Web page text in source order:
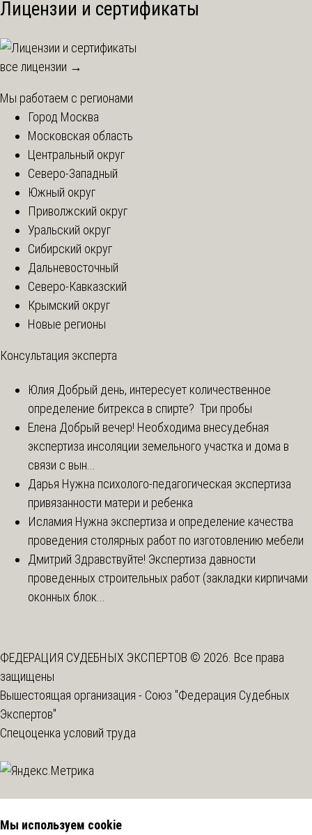
Лицензии и сертификаты
все лицензии →
Мы работаем с регионами
Город Москва
Московская область
Центральный округ
Северо-Западный
Южный округ
Приволжский округ
Уральский округ
Сибирский округ
Дальневосточный
Северо-Кавказский
Крымский округ
Новые регионы
Консультация эксперта
Юлия Добрый день, интересует количественное
определение битрекса в спирте? Три пробы
Елена Добрый вечер! Необходима внесудебная
экспертиза инсоляции земельного участка и дома в
связи с вын...
Дарья Нужна психолого-педагогическая экспертиза
привязанности матери и ребенка
Исламия Нужна экспертиза и определение качества
проведения столярных работ по изготовлению мебели
Дмитрий Здравствуйте! Экспертиза давности
проведенных строительных работ (закладки кирпичами
оконных блок...
ФЕДЕРАЦИЯ СУДЕБНЫХ ЭКСПЕРТОВ © 2026. Все права
защищены
Вышестоящая организация - Союз "Федерация Судебных
Экспертов"
Спецоценка условий труда
Мы используем cookie